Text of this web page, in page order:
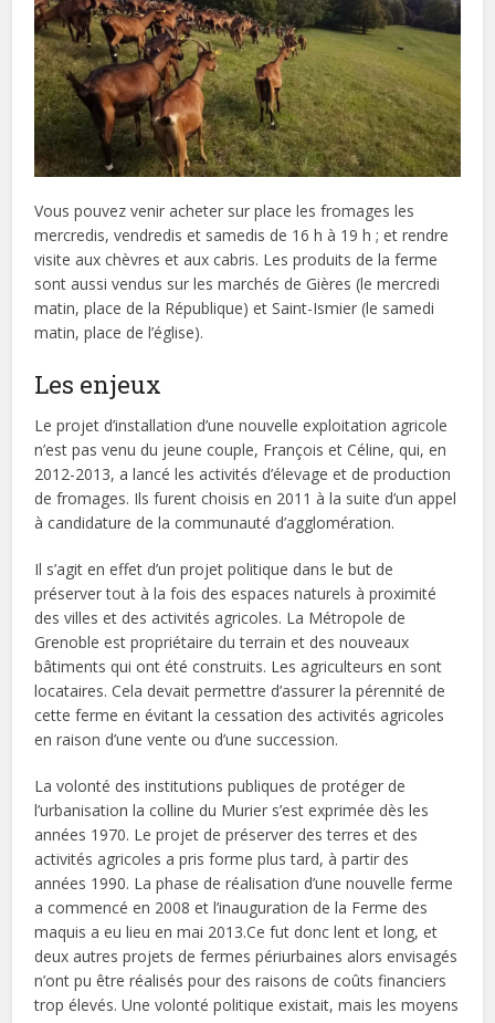
Vous pouvez venir acheter sur place les fromages les
mercredis, vendredis et samedis de 16 h à 19 h ; et rendre
visite aux chèvres et aux cabris. Les produits de la ferme
sont aussi vendus sur les marchés de Gières (le mercredi
matin, place de la République) et Saint-Ismier (le samedi
matin, place de l’église).
Les enjeux
Le projet d’installation d’une nouvelle exploitation agricole
n’est pas venu du jeune couple, François et Céline, qui, en
2012-2013, a lancé les activités d’élevage et de production
de fromages. Ils furent choisis en 2011 à la suite d’un appel
à candidature de la communauté d’agglomération.
Il s’agit en effet d’un projet politique dans le but de
préserver tout à la fois des espaces naturels à proximité
des villes et des activités agricoles. La Métropole de
Grenoble est propriétaire du terrain et des nouveaux
bâtiments qui ont été construits. Les agriculteurs en sont
locataires. Cela devait permettre d’assurer la pérennité de
cette ferme en évitant la cessation des activités agricoles
en raison d’une vente ou d’une succession.
La volonté des institutions publiques de protéger de
l’urbanisation la colline du Murier s’est exprimée dès les
années 1970. Le projet de préserver des terres et des
activités agricoles a pris forme plus tard, à partir des
années 1990. La phase de réalisation d’une nouvelle ferme
a commencé en 2008 et l’inauguration de la Ferme des
maquis a eu lieu en mai 2013.Ce fut donc lent et long, et
deux autres projets de fermes périurbaines alors envisagés
n’ont pu être réalisés pour des raisons de coûts financiers
trop élevés. Une volonté politique existait, mais les moyens